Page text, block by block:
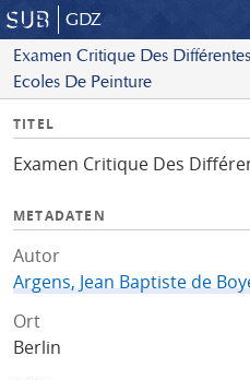
GDZ
Examen Critique Des Différentes
Ecoles De Peinture
I
f
TITEL
Examen Critique Des
METADATEN
Autor
Argens, Jean Baptiste de
Ort
Berlin